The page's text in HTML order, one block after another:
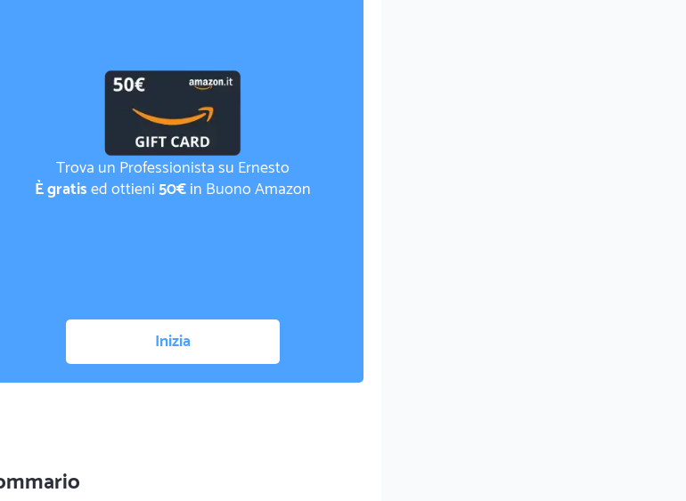
Trova un Professionista su Ernesto
È gratised ottieni50€in Buono Amazon
Inizia